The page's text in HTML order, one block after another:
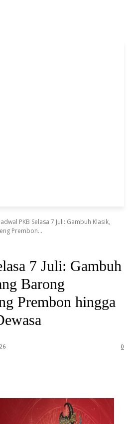
Jadwal PKB Selasa 7 Juli: Gambuh Klasik,
Prembon...
7 Juli: Gambuh
Barong
Prembon hingga
0